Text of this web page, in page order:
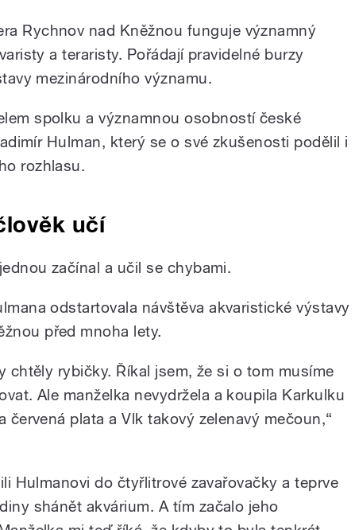
Rychnov nad Kněžnou funguje významný
a teraristy. Pořádají pravidelné burzy
mezinárodního významu.
spolku a významnou osobností české
Hulman, který se o své zkušenosti podělil i
rozhlasu.
učí
začínal a učil se chybami.
odstartovala návštěva akvaristické výstavy
před mnoha lety.
chtěly rybičky. Říkal jsem, že si o tom musíme
Ale manželka nevydržela a koupila Karkulku
červená plata a Vlk takový zelenavý mečoun,“
Hulmanovi do čtyřlitrové zavařovačky a teprve
shánět akvárium. A tím začalo jeho